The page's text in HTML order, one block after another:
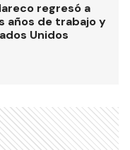
regresó a
años de trabajo y
Unidos